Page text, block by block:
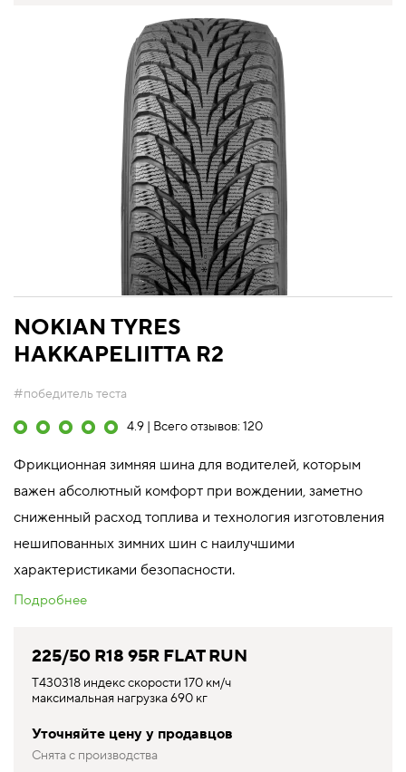
NOKIAN TYRES
HAKKAPELIITTA R2
#победитель теста
4.9 | Всего отзывов: 120
Фрикционная зимняя шина для водителей, которым
важен абсолютный комфорт при вождении, заметно
сниженный расход топлива и технология изготовления
нешипованных зимних шин с наилучшими
характеристиками безопасности.
Подробнее
225/50 R18 95R FLAT RUN
T430318 индекс скорости 170 км/ч
максимальная нагрузка 690 кг
Уточняйте цену у продавцов
Снята с производства